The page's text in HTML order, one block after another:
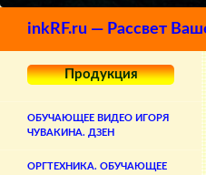
inkRF.ru — Рассвет
Продукция
ОБУЧАЮЩЕЕ ВИДЕО ИГОРЯ
ЧУВАКИНА. ДЗЕН
ОРГТЕХНИКА. ОБУЧАЮЩЕЕ